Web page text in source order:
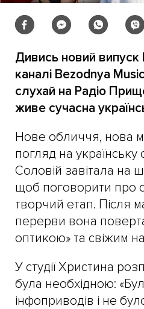
Дивись новий випуск
каналі Bezodnya
слухай на Радіо
живе сучасна
Нове обличчя, нова
погляд на
Соловій завітала на
щоб поговорити про
творчий етап. Після
перерви вона
оптикою» та свіжим
У студії Христина
була необхідною:
інфоприводів і не